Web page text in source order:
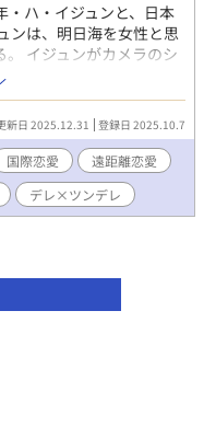
ハ・イジュンと、日本
ンは、明日海を女性と思
イジュンがカメラのシ
つ近づいていく。 やが
はソウルにイジュンを
同じ春を探す物語。 やさ
つながる恋の記録。 -------
海 21歳 2025.10.7〜
新日 2025.12.31 登録日 2025.10.7
国際恋愛
遠距離恋愛
デレ×ツンデレ